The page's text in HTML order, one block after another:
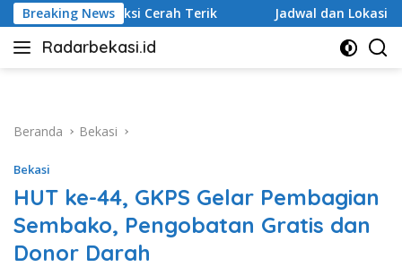
Langsung
ke
konten
Breaking News
Terik Jadwal dan Lokasi Layanan SIM Keliling
Radarbekasi.id
Berita
Beranda
Bekasi
Bekasi
HUT ke-44, GKPS Gelar Pembagian
Sembako, Pengobatan Gratis dan
Donor Darah